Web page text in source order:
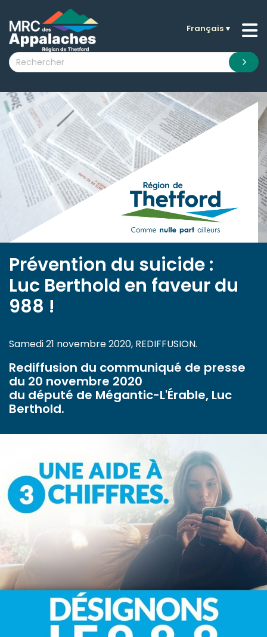
submenu (La MRC )
submenu (Citoyens )
submenu (Visiteurs )
submenu (Nouvelles )
submenu (Documentation )
Français▼
Prévention du suicide :
Luc Berthold en faveur du
988 !
Samedi 21 novembre 2020, REDIFFUSION.
Rediffusion du communiqué de presse
du 20 novembre 2020
du député de Mégantic-L'Érable, Luc
Berthold.